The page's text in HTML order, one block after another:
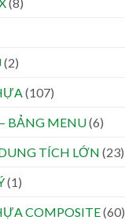
(2)
(107)
BẢNG MENU(6)
TÍCH LỚN (23)
(1)
COMPOSITE(60)